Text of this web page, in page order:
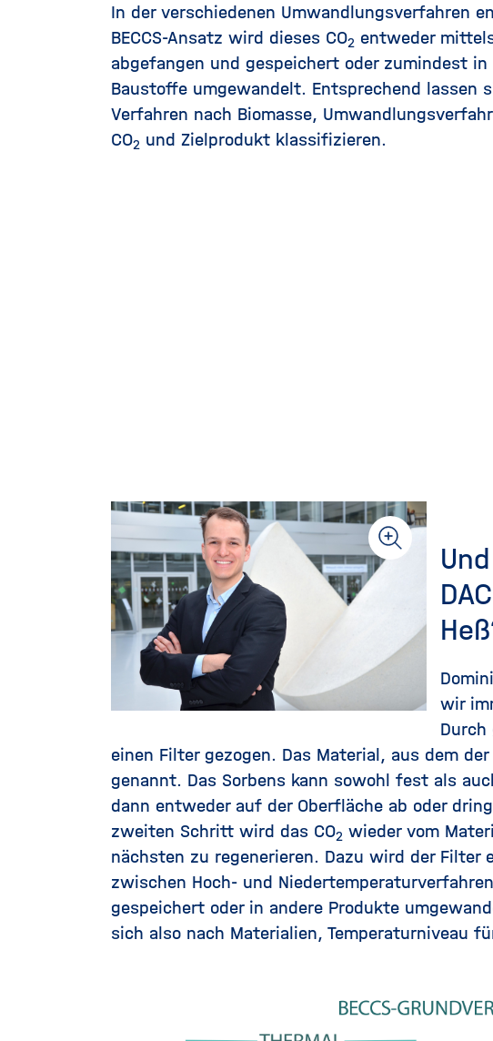
In der verschiedenen Umwandlungsverfahren
BECCS-Ansatz wird dieses CO2 entweder
abgefangen und gespeichert oder zumindest
Baustoffe umgewandelt. Entsprechend lassen
Verfahren nach Biomasse,
CO2 und Zielprodukt klassifizieren.
wir
einen Filter gezogen. Das Material, aus dem
genannt. Das Sorbens kann sowohl fest als
dann entweder auf der Oberfläche ab oder
zweiten Schritt wird das CO2 wieder vom
nächsten zu regenerieren. Dazu wird der Filter
zwischen Hoch- und
gespeichert oder in andere Produkte
sich also nach Materialien, Temperaturniveau